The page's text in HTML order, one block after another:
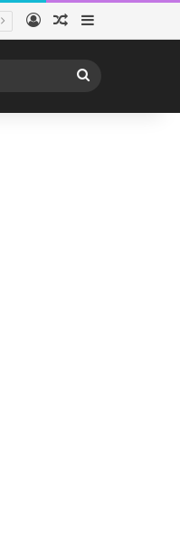
AccesoPublicación al
Barra lateral
Buscar